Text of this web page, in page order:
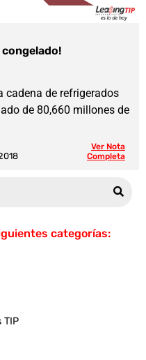
congelado!
cadena de refrigerados
de 80,660 millones de
Ver Nota
Completa
categorías:
TIP